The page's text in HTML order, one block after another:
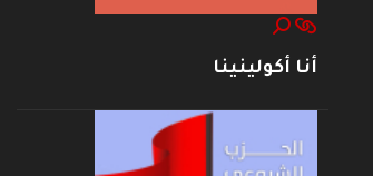
أنا أكولينينا